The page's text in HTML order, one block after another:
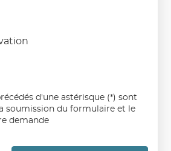
d'une astérisque (*) sont
soumission du formulaire et le
demande